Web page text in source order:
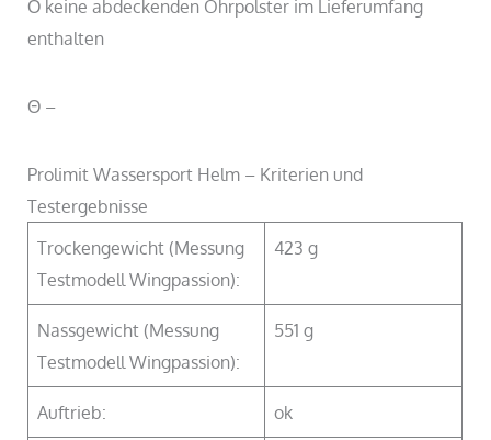
Ο keine abdeckenden Ohrpolster im Lieferumfang
enthalten
Θ –
Prolimit Wassersport Helm – Kriterien und
Testergebnisse
Trockengewicht (Messung
Testmodell Wingpassion):
423 g
Nassgewicht (Messung
Testmodell Wingpassion):
551 g
Auftrieb: ok